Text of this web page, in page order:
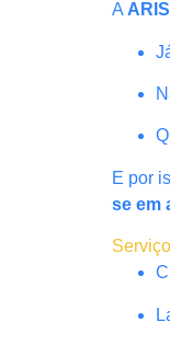
A
E por
se em